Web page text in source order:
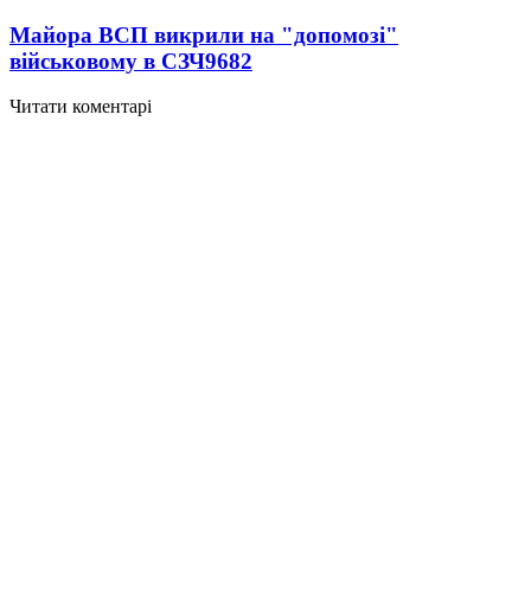
Майора ВСП викрили на "допомозі"
військовому в СЗЧ9682
Читати коментарі